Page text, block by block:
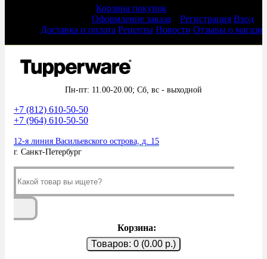
Корзина покупок
Оформление заказа
Регистрация Вход
Доставка и оплата Рецепты Новости Отзывы о
Пн-пт: 11.00-20.00; Сб, вс - выходной
+7 (812) 610-50-50
+7 (964) 610-50-50
12-я линия Васильевского острова, д. 15
г. Санкт-Петербург
Корзина:
Товаров: 0 (0.00 р.)